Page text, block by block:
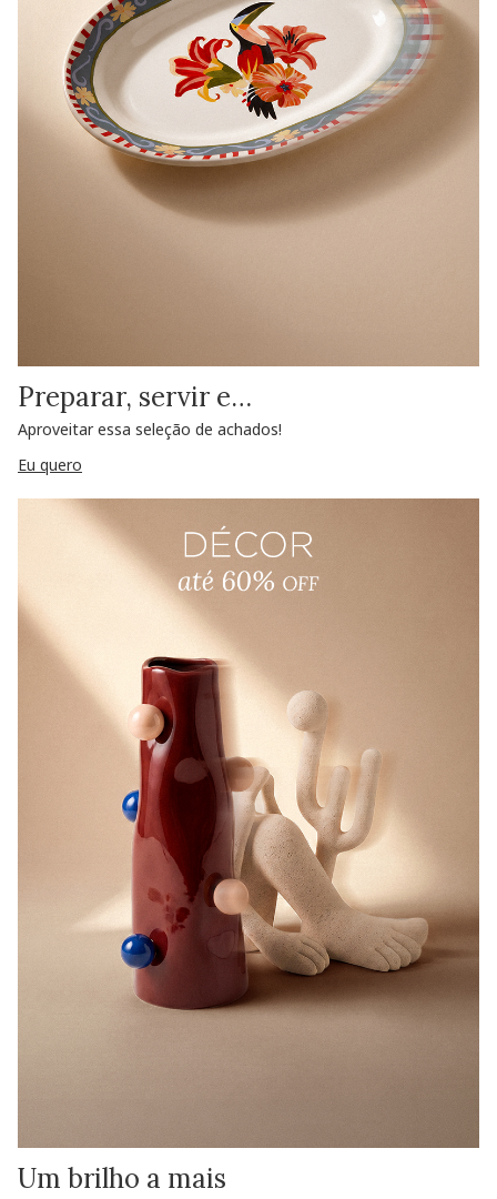
Preparar, servir e…
Aproveitar essa seleção de achados!
Eu quero
Um brilho a mais